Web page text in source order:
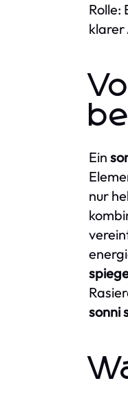
Rolle:
klarer
Ein
nur
sonni